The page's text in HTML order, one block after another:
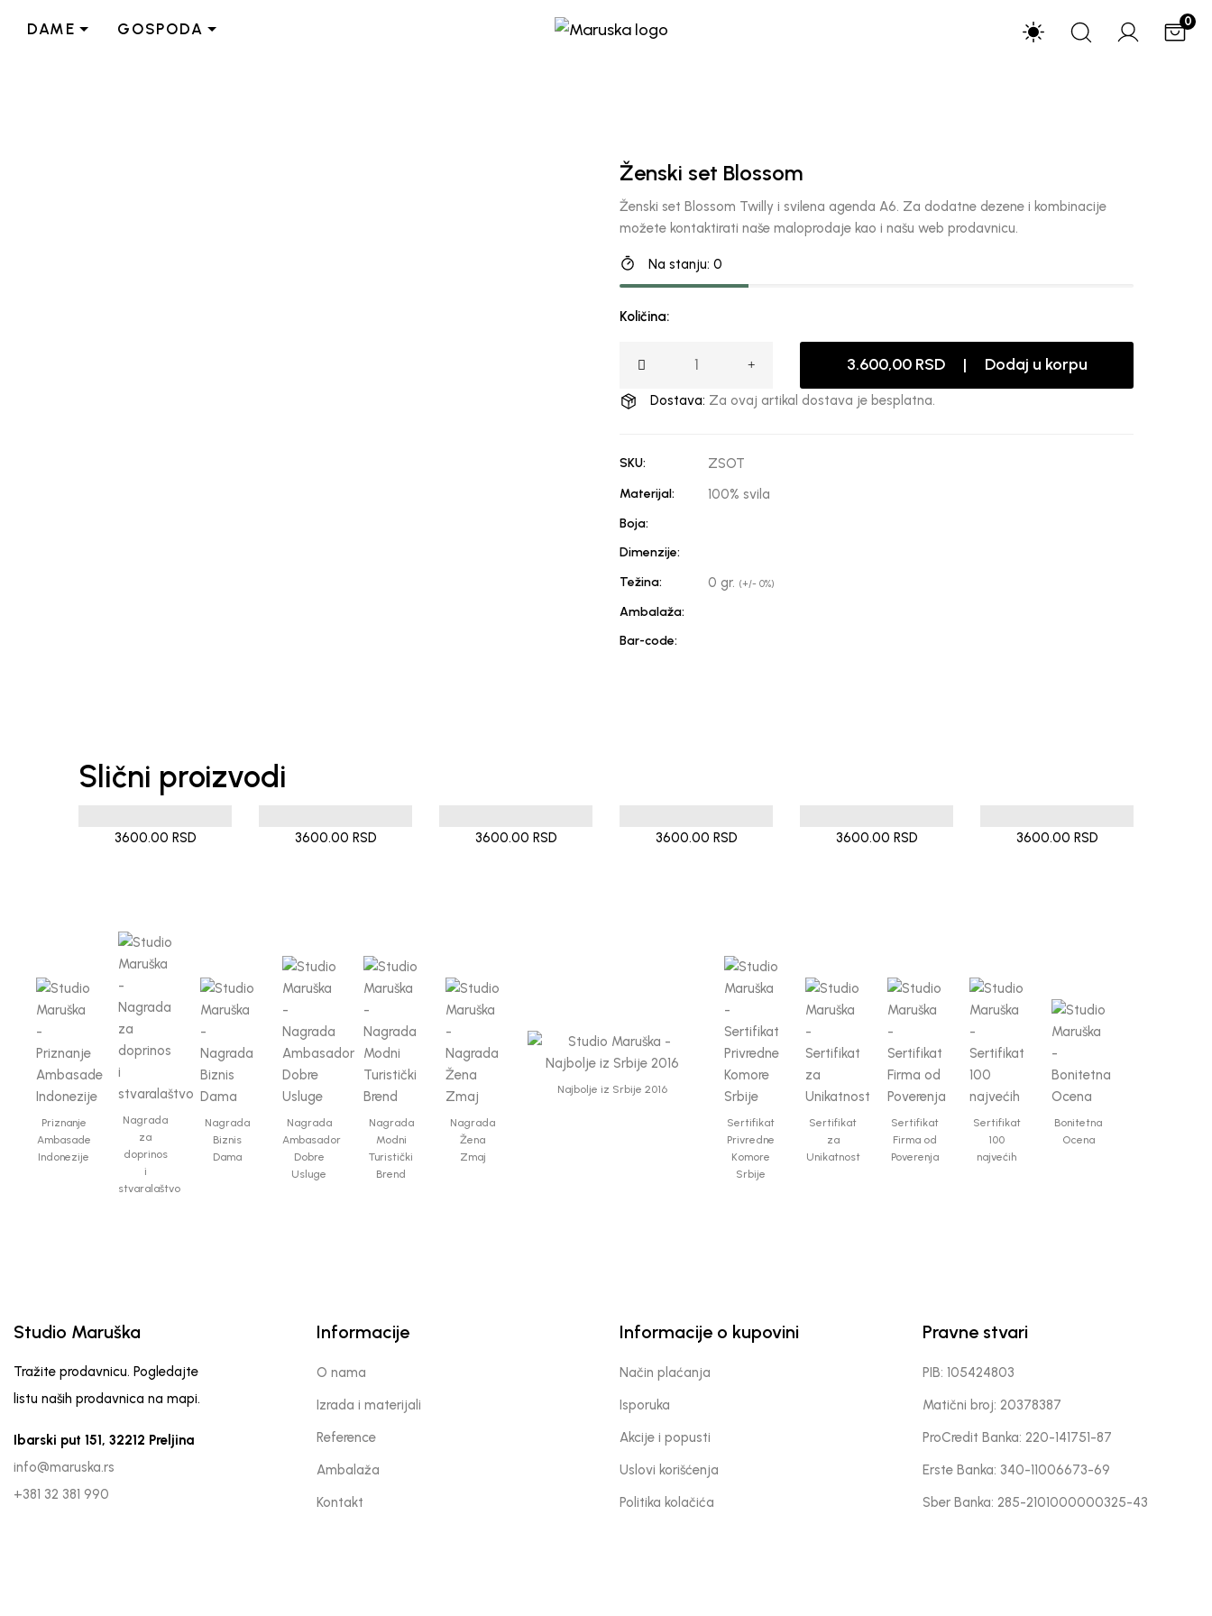
DAME GOSPODA 0
Ženski set Blossom
Ženski set Blossom Twilly i svilena agenda A6. Za dodatne dezene i kombinacije
možete kontaktirati naše maloprodaje kao i našu web prodavnicu.
Na stanju: 0
Količina:
3.600,00 RSD | Dodaj u korpu
Dostava: Za ovaj artikal dostava je besplatna.
SKU: ZSOT
Materijal: 100% svila
Boja:
Dimenzije:
Težina:
0 gr. (+/- 0%)
Ambalaža:
Bar-code:
Slični proizvodi
3600.00 RSD 3600.00 RSD 3600.00 RSD 3600.00 RSD 3600.00 RSD 3600.00 RSD
Priznanje
Ambasade
Indonezije
Nagrada
za
doprinos
i
stvaralaštvo
Nagrada
Biznis
Dama
Nagrada
Ambasador
Dobre
Usluge
Nagrada
Modni
Turistički
Brend
Nagrada
Žena
Zmaj
Najbolje iz Srbije 2016
Sertifikat
Privredne
Komore
Srbije
Sertifikat
za
Unikatnost
Sertifikat
Firma od
Poverenja
Sertifikat
100
najvećih
Bonitetna
Ocena
Studio Maruška
Tražite prodavnicu. Pogledajte
listu naših prodavnica na mapi.
Ibarski put 151, 32212 Preljina
info@maruska.rs
+381 32 381 990
Informacije
O nama
Izrada i materijali
Reference
Ambalaža
Kontakt
Informacije o kupovini
Način plaćanja
Isporuka
Akcije i popusti
Uslovi korišćenja
Politika kolačića
Pravne stvari
PIB: 105424803
Matični broj: 20378387
ProCredit Banka: 220-141751-87
Erste Banka: 340-11006673-69
Sber Banka: 285-2101000000325-43